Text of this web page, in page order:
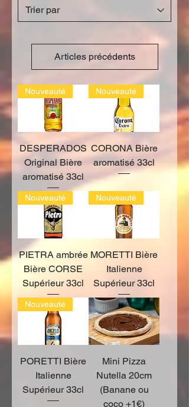
Articles précédents
Nouveauté
DESPERADOS
Original Bière
aromatisé 33cl
Nouveauté
CORONA Bière
aromatisé 33cl
Nouveauté
PIETRA ambrée
Bière CORSE
Supérieur 33cl
Nouveauté
MORETTI Bière
Italienne
Supérieur 33cl
Nouveauté
PORETTI Bière
Italienne
Supérieur 33cl
Mini Pizza
Nutella 20cm
(Banane ou
coco +1€)